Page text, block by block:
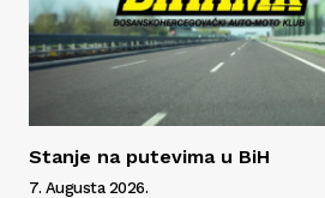
Stanje na putevima u BiH
7. Augusta 2026.